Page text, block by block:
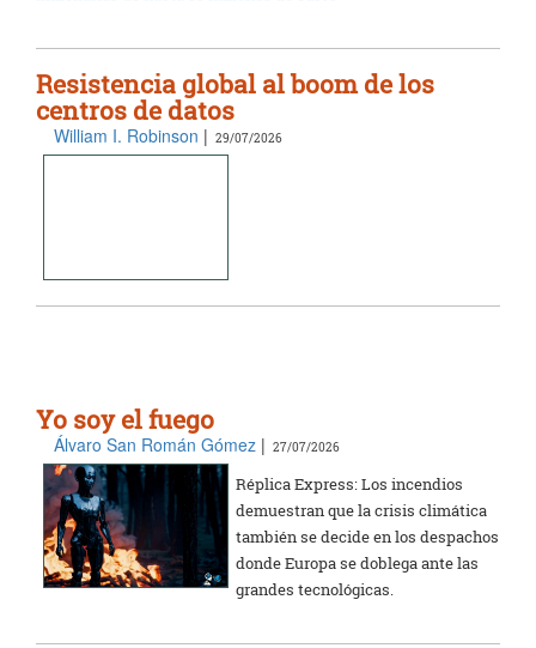
Resistencia global al boom de los
centros de datos
William I. Robinson | 29/07/2026
Yo soy el fuego
Álvaro San Román Gómez | 27/07/2026
Réplica Express: Los incendios
demuestran que la crisis climática
también se decide en los despachos
donde Europa se doblega ante las
grandes tecnológicas.